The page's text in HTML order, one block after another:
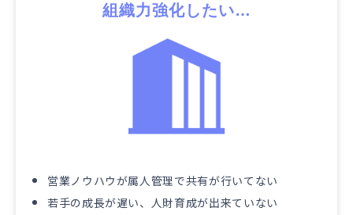
組織力強化したい…
営業ノウハウが属人管理で共有が行いてない
若手の成長が遅い、人財育成が出来ていない